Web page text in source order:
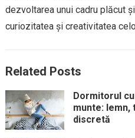
dezvoltarea unui cadru plăcut
curiozitatea și creativitatea
Related Posts
Dormitorul
munte: lemn,
discretă